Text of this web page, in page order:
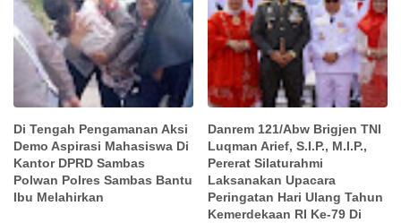
Di Tengah Pengamanan Aksi
Demo Aspirasi Mahasiswa Di
Kantor DPRD Sambas
Polwan Polres Sambas Bantu
Ibu Melahirkan
Danrem 121/Abw Brigjen TNI
Luqman Arief, S.I.P., M.I.P.,
Pererat Silaturahmi
Laksanakan Upacara
Peringatan Hari Ulang Tahun
Kemerdekaan RI Ke-79 Di